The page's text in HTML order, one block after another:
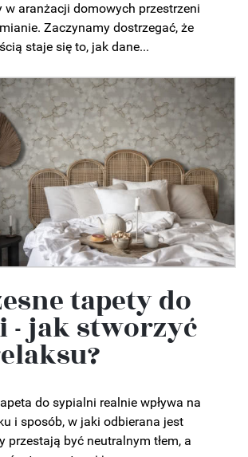
w aranżacji domowych przestrzeni
Zaczynamy dostrzegać, że
staje się to, jak dane...
tapety do
- jak stworzyć
do sypialni realnie wpływa na
i sposób, w jaki odbierana jest
przestają być neutralnym tłem, a